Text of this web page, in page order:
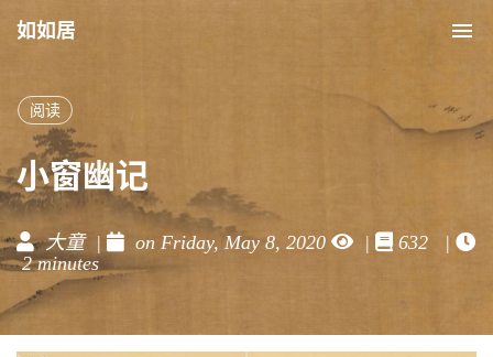
如如居
阅读
小窗幽记
大童 | on Friday, May 8, 2020 |
632 |
2 minutes